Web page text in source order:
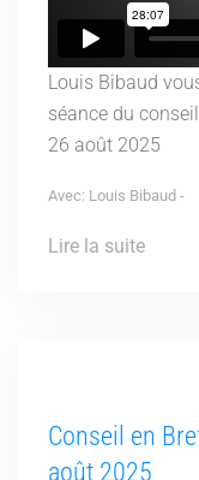
Louis Bibaud
séance du
26 août 2025
Avec: Louis Bibaud -
Lire la suite
Conseil en
août 2025